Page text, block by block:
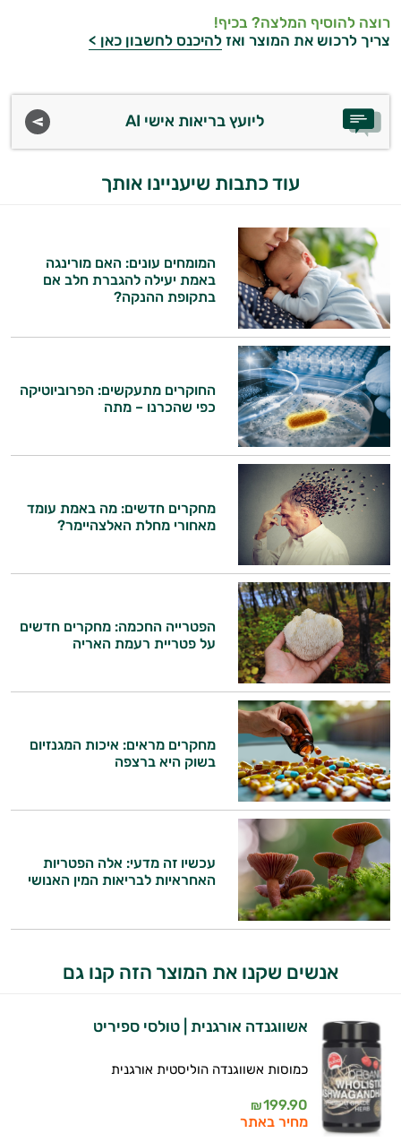
רוצה להוסיף המלצה? בכיף!
צריך לרכוש את המוצר ואז להיכנס לחשבון כאן >
ליועץ בריאות אישי AI
עוד כתבות שיעניינו אותך
המומחים עונים: האם מורינגה
באמת יעילה להגברת חלב אם
בתקופת ההנקה?
החוקרים מתעקשים: הפרוביוטיקה
כפי שהכרנו – מתה
מחקרים חדשים: מה באמת עומד
מאחורי מחלת האלצהיימר?
הפטרייה החכמה: מחקרים חדשים
על פטריית רעמת האריה
מחקרים מראים: איכות המגנזיום
בשוק היא ברצפה
עכשיו זה מדעי: אלה הפטריות
האחראיות לבריאות המין האנושי
אנשים שקנו את המוצר הזה קנו גם
אשווגנדה אורגנית | טולסי ספיריט
כמוסות אשווגנדה הוליסטית אורגנית
199.90
₪
מחיר באתר
אני יועץ הבריאות האישי AI של טבע בריא.
התשובות שלי מבוססות על מאגרי מידע קליניים
וספרות מקצועית בתחומי הרפואה הטבעית
ותזונת הספורט.